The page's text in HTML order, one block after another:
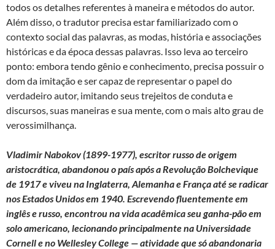
todos os detalhes referentes à maneira e métodos do autor.
Além disso, o tradutor precisa estar familiarizado com o
contexto social das palavras, as modas, história e associações
históricas e da época dessas palavras. Isso leva ao terceiro
ponto: embora tendo gênio e conhecimento, precisa possuir o
dom da imitação e ser capaz de representar o papel do
verdadeiro autor, imitando seus trejeitos de conduta e
discursos, suas maneiras e sua mente, com o mais alto grau de
verossimilhança.
Vladimir Nabokov (1899-1977), escritor russo de origem
aristocrática, abandonou o país após a Revolução Bolchevique
de 1917 e viveu na Inglaterra, Alemanha e França até se radicar
nos Estados Unidos em 1940. Escrevendo fluentemente em
inglês e russo, encontrou na vida acadêmica seu ganha-pão em
solo americano, lecionando principalmente na Universidade
Cornell e no Wellesley College — atividade que só abandonaria